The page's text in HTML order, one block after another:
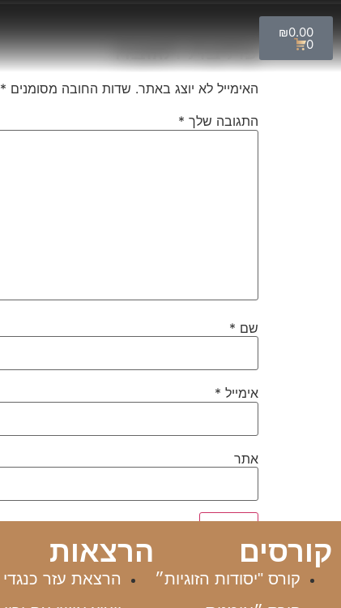
₪0.00
0 כתיבת תגובה
האימייל לא יוצג באתר. שדות החובה מסומנים *
התגובה שלך *
שם *
אימייל *
אתר
קורסים
קורס "יסודות הזוגיות״
הרצאות
הרצאת עזר כנגדי